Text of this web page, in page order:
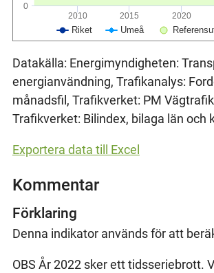
Riket Umeå
2010 2015 2020
0
Datakälla: Energimyndigheten:
energianvändning, Trafikanalys:
månadsfil, Trafikverket: PM
Trafikverket: Bilindex, bilaga län och
Exportera data till Excel
Kommentar
Förklaring
Denna indikator används för att
OBS År 2022 sker ett tidsseriebrott.